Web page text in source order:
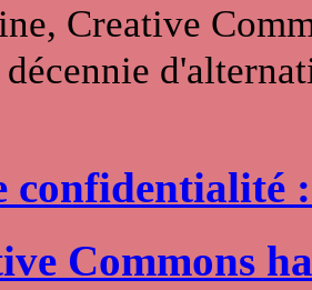
Creative
confidentialité
Commons